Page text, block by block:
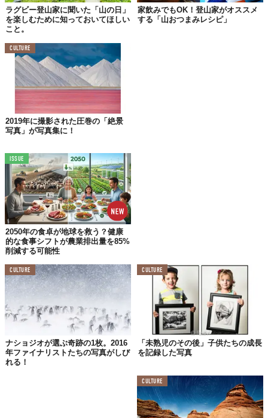
ラグビー登山家に聞いた「山の日」
を楽しむために知っておいてほしい
こと。
家飲みでもOK！登山家がオススメ
する「山おつまみレシピ」
CULTURE
2019年に撮影された圧巻の「絶景
写真」が写真集に！
ISSUE
2050年の食卓が地球を救う？健康
的な食事シフトが農業排出量を85%
削減する可能性
CULTURE
ナショジオが選ぶ奇跡の1枚。2016
年ファイナリストたちの写真がしび
れる！
CULTURE
「未熟児のその後」子供たちの成長
を記録した写真
CULTURE